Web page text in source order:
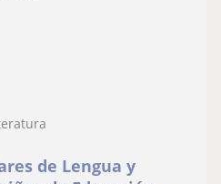
de Lengua y